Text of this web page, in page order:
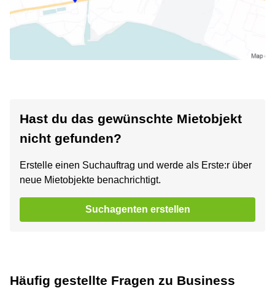
Hast du das gewünschte Mietobjekt
nicht gefunden?
Erstelle einen Suchauftrag und werde als Erste:r über
neue Mietobjekte benachrichtigt.
Suchagenten erstellen
Häufig gestellte Fragen zu Business